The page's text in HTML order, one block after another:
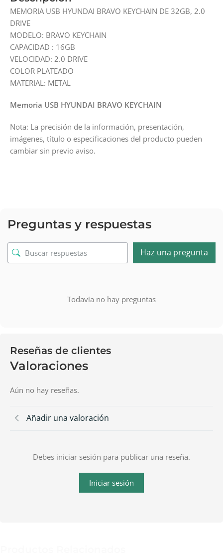
MEMORIA USB HYUNDAI BRAVO KEYCHAIN DE 32GB, 2.0
DRIVE
MODELO: BRAVO KEYCHAIN
CAPACIDAD : 16GB
VELOCIDAD: 2.0 DRIVE
COLOR PLATEADO
MATERIAL: METAL
Memoria USB HYUNDAI BRAVO KEYCHAIN
Nota: La precisión de la información, presentación,
imágenes, título o especificaciones del producto pueden
cambiar sin previo aviso.
Preguntas y respuestas
Haz una pregunta
Todavía no hay preguntas
Reseñas de clientes
Valoraciones
Aún no hay reseñas.
Añadir una valoración
Debes iniciar sesión para publicar una reseña.
Iniciar sesión